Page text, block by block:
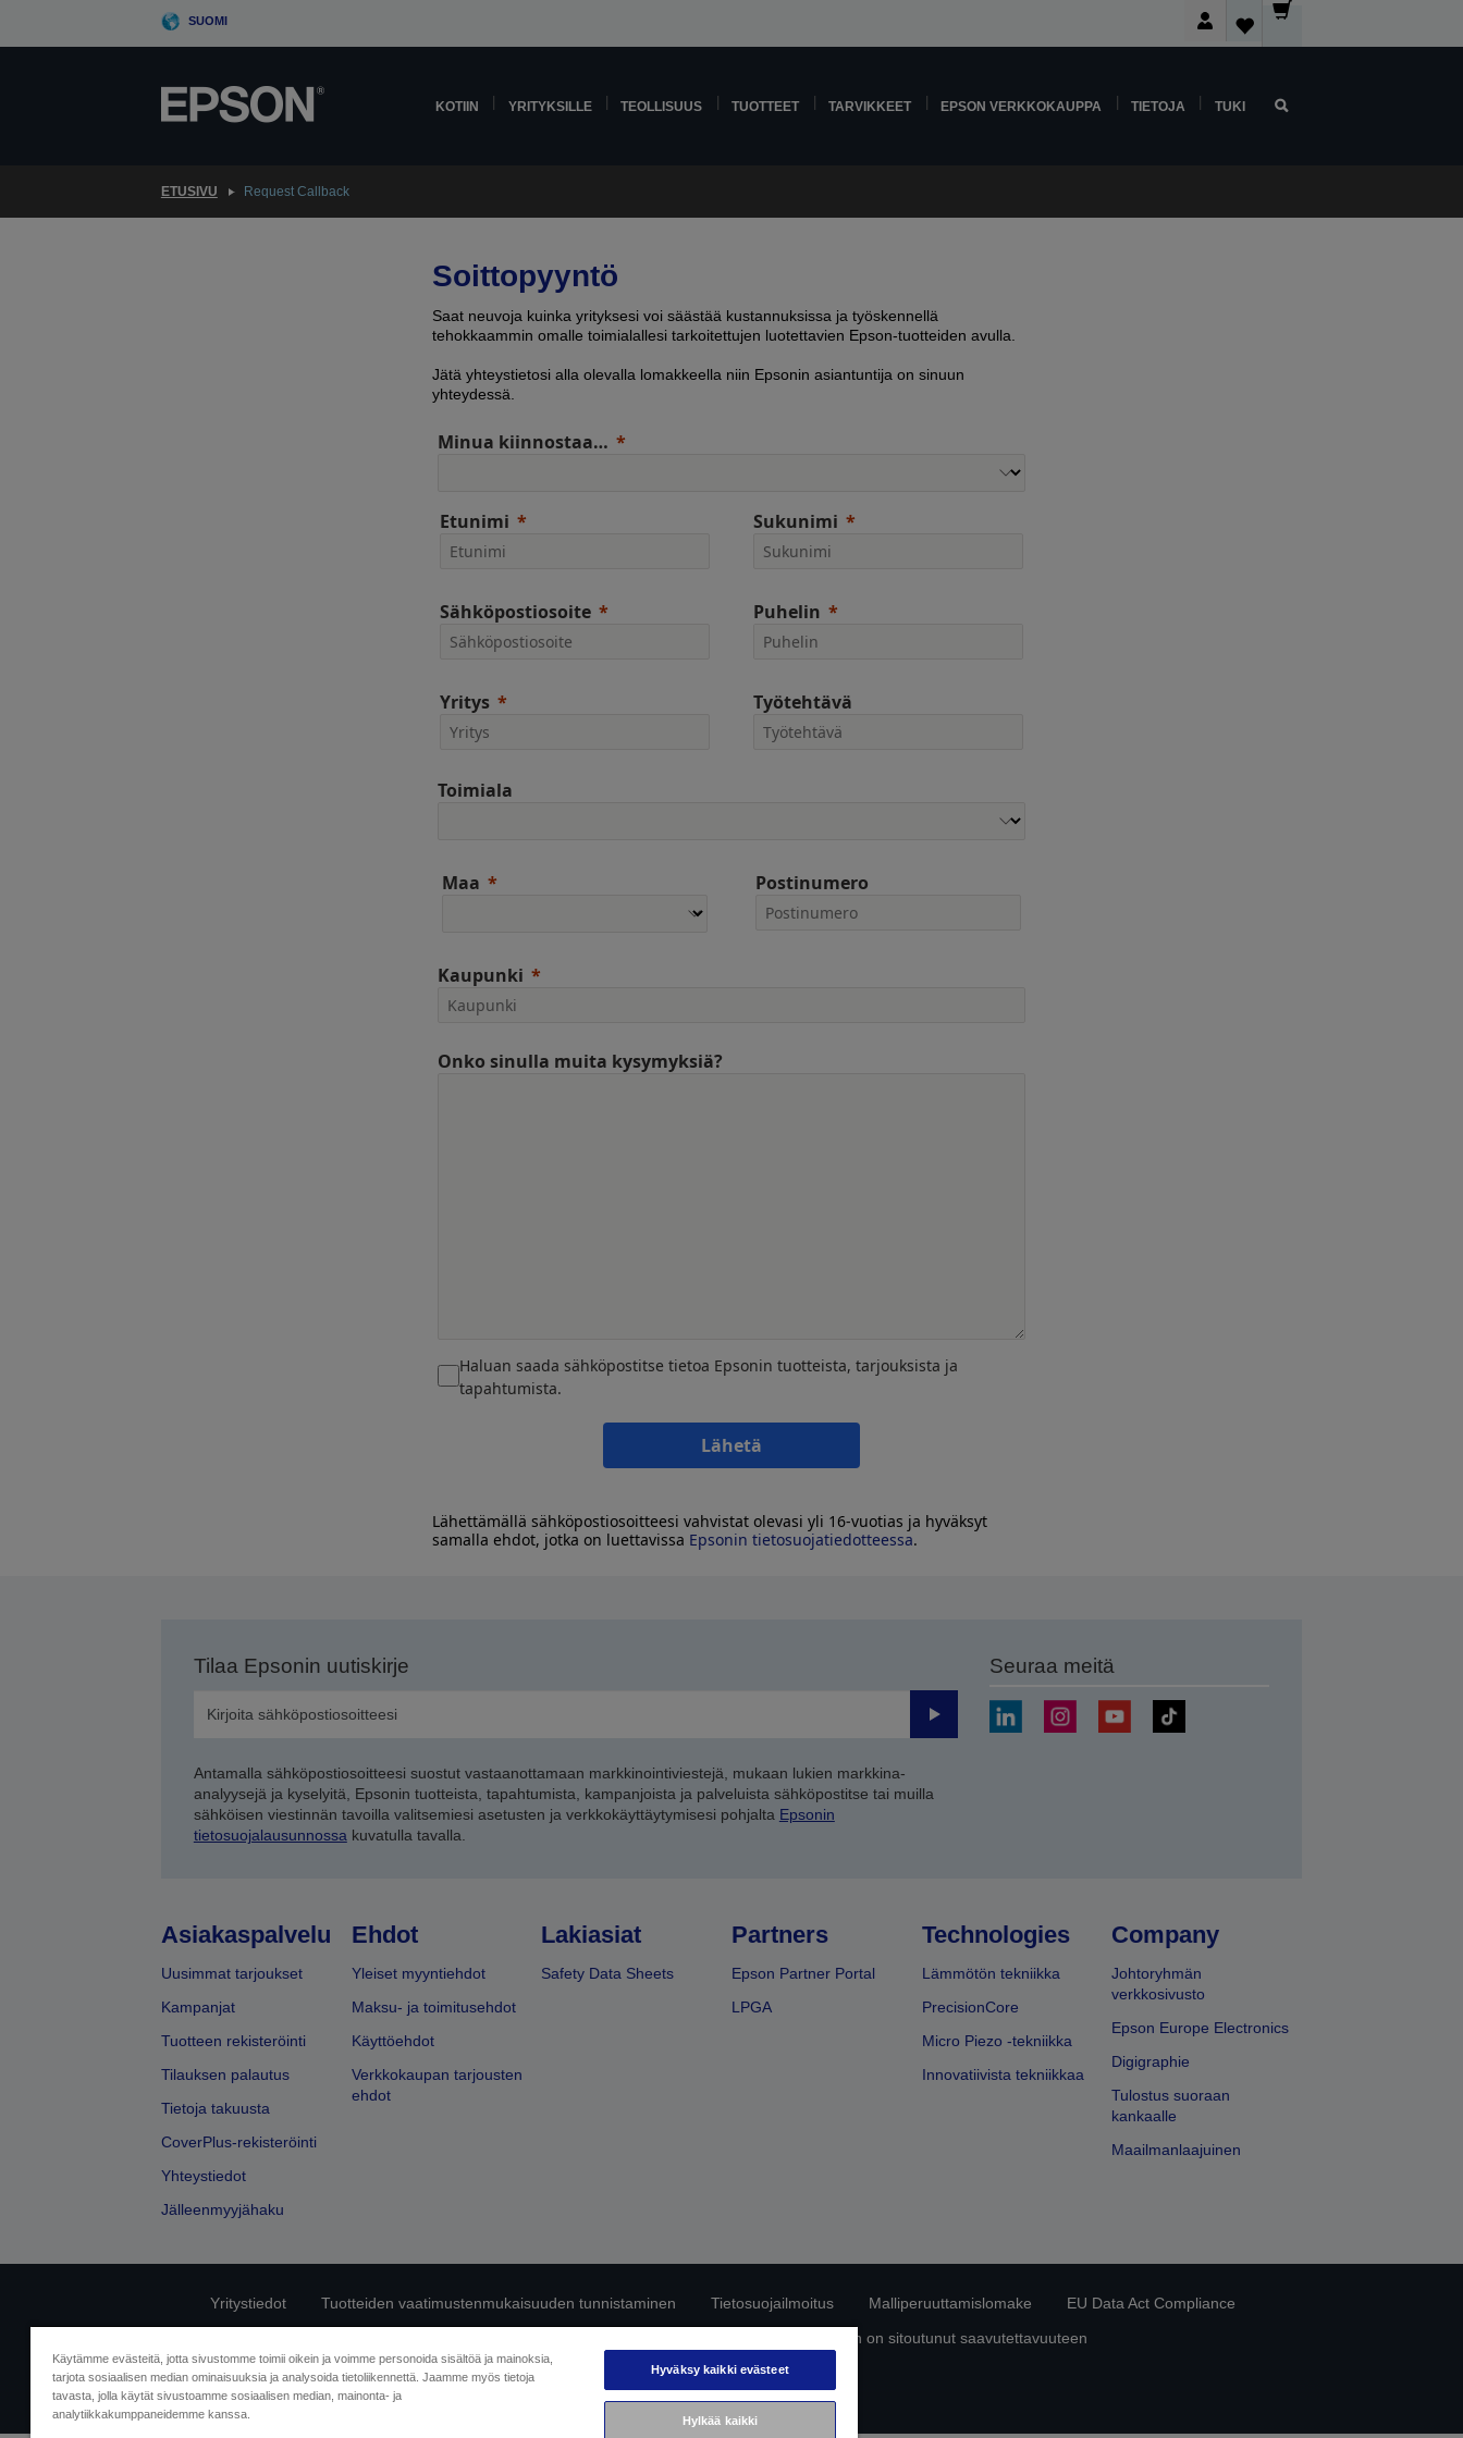
SUOMI
KOTIIN YRITYKSILLE TEOLLISUUS TUOTTEET TARVIKKEET EPSON VERKKOKAUPPA TIETOJA TUKI
ETUSIVU Request Callback
Soittopyyntö
Saat neuvoja kuinka yrityksesi voi säästää kustannuksissa ja työskennellä
tehokkaammin omalle toimialallesi tarkoitettujen luotettavien Epson-tuotteiden avulla.
Jätä yhteystietosi alla olevalla lomakkeella niin Epsonin asiantuntija on sinuun
yhteydessä.
Minua kiinnostaa…
Etunimi Sukunimi
Sähköpostiosoite Puhelin
Yritys Työtehtävä
Toimiala
Maa Postinumero
Kaupunki
Onko sinulla muita kysymyksiä?
Haluan saada sähköpostitse tietoa Epsonin tuotteista, tarjouksista ja
tapahtumista.
Lähetä
Lähettämällä sähköpostiosoitteesi vahvistat olevasi yli 16-vuotias ja hyväksyt
samalla ehdot, jotka on luettavissa Epsonin tietosuojatiedotteessa.
Tilaa Epsonin uutiskirje
Lähetä
Antamalla sähköpostiosoitteesi suostut vastaanottamaan markkinointiviestejä, mukaan lukien markkina-
analyysejä ja kyselyitä, Epsonin tuotteista, tapahtumista, kampanjoista ja palveluista sähköpostitse tai muilla
sähköisen viestinnän tavoilla valitsemiesi asetusten ja verkkokäyttäytymisesi pohjalta Epsonin
tietosuojalausunnossa kuvatulla tavalla.
Seuraa meitä
Asiakaspalvelu
Uusimmat tarjoukset
Kampanjat
Tuotteen rekisteröinti
Tilauksen palautus
Tietoja takuusta
CoverPlus-rekisteröinti
Yhteystiedot
Jälleenmyyjähaku
Ehdot
Yleiset myyntiehdot
Maksu- ja toimitusehdot
Käyttöehdot
Verkkokaupan tarjousten
ehdot
Lakiasiat
Safety Data Sheets
Partners
Epson Partner Portal
LPGA
Technologies
Lämmötön tekniikka
PrecisionCore
Micro Piezo -tekniikka
Innovatiivista tekniikkaa
Company
Johtoryhmän
verkkosivusto
Epson Europe Electronics
Digigraphie
Tulostus suoraan
kankaalle
Maailmanlaajuinen
Yritystiedot Tuotteiden vaatimustenmukaisuuden tunnistaminen Tietosuojailmoitus Malliperuuttamislomake
EU Data Act Compliance
Epson on sitoutunut saavutettavuuteen
Käytämme evästeitä, jotta sivustomme toimii oikein ja voimme personoida sisältöä ja mainoksia,
tarjota sosiaalisen median ominaisuuksia ja analysoida tietoliikennettä. Jaamme myös tietoja
tavasta, jolla käytät sivustoamme sosiaalisen median, mainonta- ja
analytiikkakumppaneidemme kanssa.
Hyväksy kaikki evästeet
Hylkää kaikki